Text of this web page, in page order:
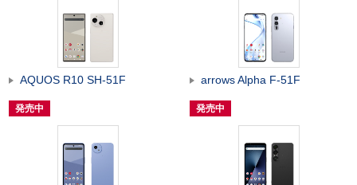
AQUOS R10 SH-51F
発売中
arrows Alpha F-51F
発売中